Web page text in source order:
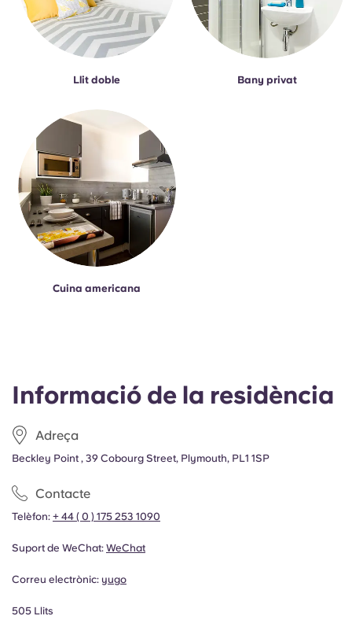
Informació de la residència
Adreça
Beckley Point , 39 Cobourg Street, Plymouth, PL1 1SP
Contacte
Telèfon: + 44 ( 0 ) 175 253 1090
Suport de WeChat: WeChat
Correu electrònic: yugo
505 Llits
Llit doble Bany privat
Cuina americana